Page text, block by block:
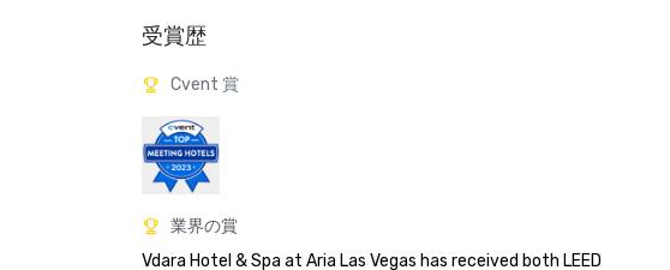
受賞歴
Cvent 賞
業界の賞
Vdara Hotel & Spa at Aria Las Vegas has received both LEED